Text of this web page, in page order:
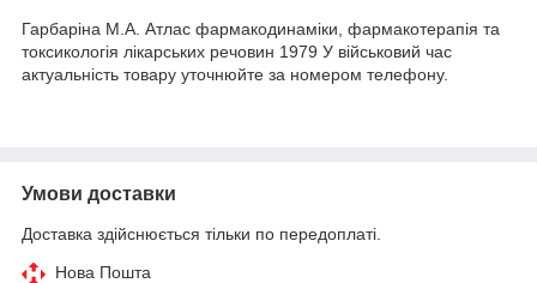
Гарбаріна М.А. Атлас фармакодинаміки, фармакотерапія та
токсикологія лікарських речовин 1979 У військовий час
актуальність товару уточнюйте за номером телефону.
Умови доставки
Доставка здійснюється тільки по передоплаті.
Нова Пошта